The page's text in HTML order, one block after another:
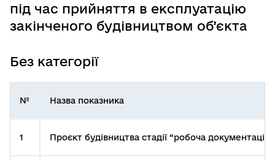
під час прийняття в експлуатацію
закінченого будівництвом об’єкта
Без категорії
№ Назва показника
1 Проєкт будівництва стадії “робоча